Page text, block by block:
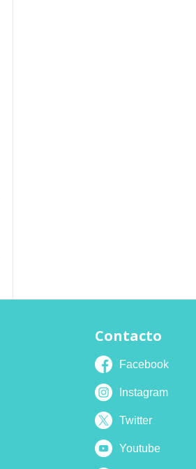
Contacto
Facebook
Instagram
Twitter
Youtube